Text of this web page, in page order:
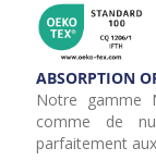
ABSORPTION
Notre gamme
comme de
parfaitement